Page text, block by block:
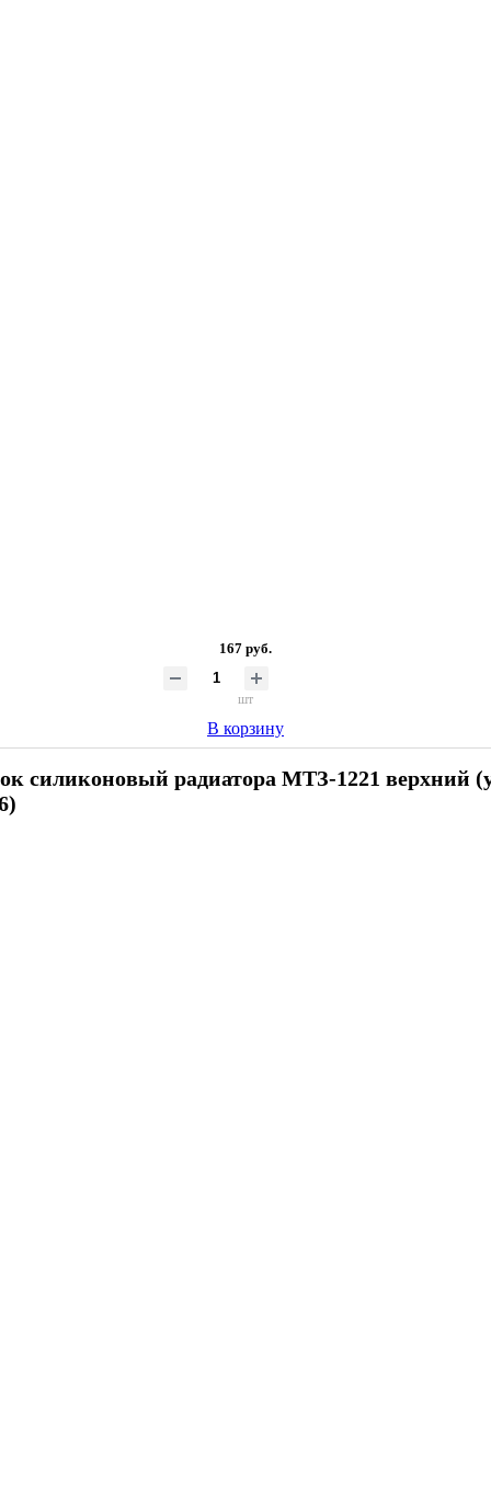
167 руб.
шт
В корзину
силиконовый радиатора МТЗ-1221 верхний